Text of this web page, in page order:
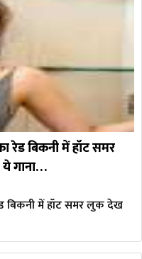
रेड बिकनी में हॉट समर
गाना…
बिकनी में हॉट समर लुक देख